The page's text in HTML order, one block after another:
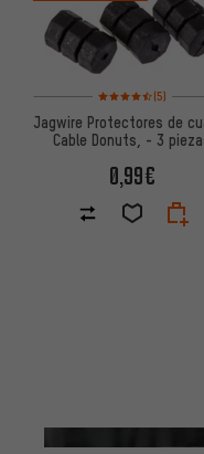
Valoración media:
(5)
Jagwire Protectores de
Cable Donuts, - 3
0,99€